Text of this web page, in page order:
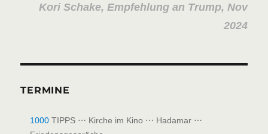
Kori Schake, Empfehlung an Trump, Nov
2024
TERMINE
1000 TIPPS ⋯ Kirche im Kino ⋯ Hadamar ⋯